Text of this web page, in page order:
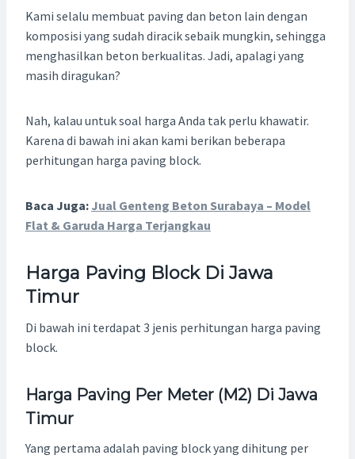
Kami selalu membuat paving dan beton lain dengan
komposisi yang sudah diracik sebaik mungkin, sehingga
menghasilkan beton berkualitas. Jadi, apalagi yang
masih diragukan?
Nah, kalau untuk soal harga Anda tak perlu khawatir.
Karena di bawah ini akan kami berikan beberapa
perhitungan harga paving block.
Baca Juga: Jual Genteng Beton Surabaya – Model
Flat & Garuda Harga Terjangkau
Harga Paving Block Di Jawa
Timur
Di bawah ini terdapat 3 jenis perhitungan harga paving
block.
Harga Paving Per Meter (m2) Di Jawa
Timur
Yang pertama adalah paving block yang dihitung per